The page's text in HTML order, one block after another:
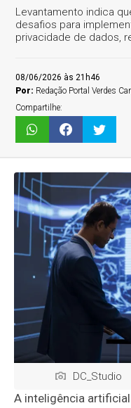
Levantamento indica
desafios para
privacidade de dados,
08/06/2026 às 21h46
Por: Redação Portal Verdes
Compartilhe:
DC_Studio
A inteligência